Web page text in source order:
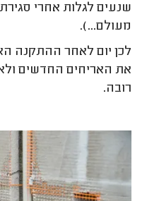
שנעים לגלות אחרי
מעולם...).
לכן יום לאחר ההתקנה
את האריחים החדשים
רובה.